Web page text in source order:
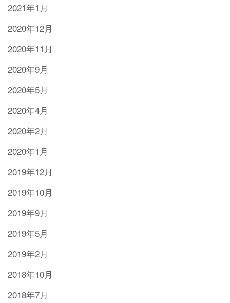
2021年1月
2020年12月
2020年11月
2020年9月
2020年5月
2020年4月
2020年2月
2020年1月
2019年12月
2019年10月
2019年9月
2019年5月
2019年2月
2018年10月
2018年7月